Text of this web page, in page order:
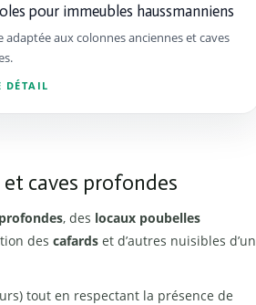
pour immeubles haussmanniens
adaptée aux colonnes anciennes et caves
DÉTAIL
caves profondes
, des locaux poubelles
des cafards et d’autres nuisibles d’un
tout en respectant la présence de